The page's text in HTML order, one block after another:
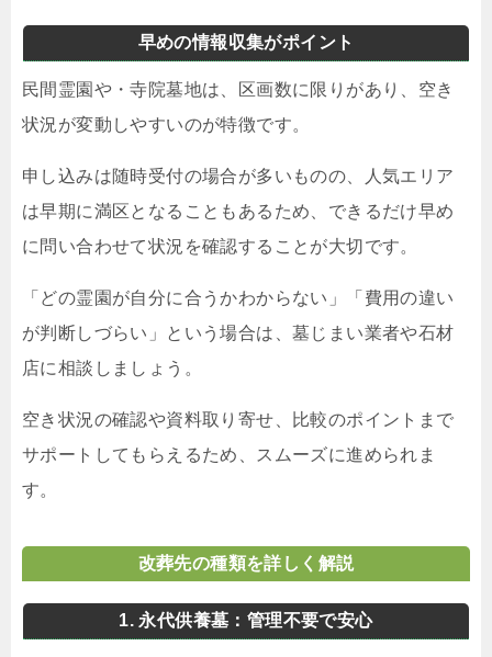
早めの情報収集がポイント
民間霊園や・寺院墓地は、区画数に限りがあり、空き
状況が変動しやすいのが特徴です。
申し込みは随時受付の場合が多いものの、人気エリア
は早期に満区となることもあるため、できるだけ早め
に問い合わせて状況を確認することが大切です。
「どの霊園が自分に合うかわからない」「費用の違い
が判断しづらい」という場合は、墓じまい業者や石材
店に相談しましょう。
空き状況の確認や資料取り寄せ、比較のポイントまで
サポートしてもらえるため、スムーズに進められま
す。
改葬先の種類を詳しく解説
1. 永代供養墓：管理不要で安心